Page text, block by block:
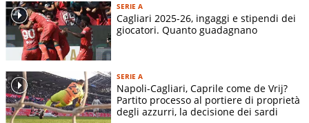
SERIE A
Cagliari 2025-26, ingaggi e stipendi dei
giocatori. Quanto guadagnano
SERIE A
Napoli-Cagliari, Caprile come de Vrij?
Partito processo al portiere di proprietà
degli azzurri, la decisione dei sardi